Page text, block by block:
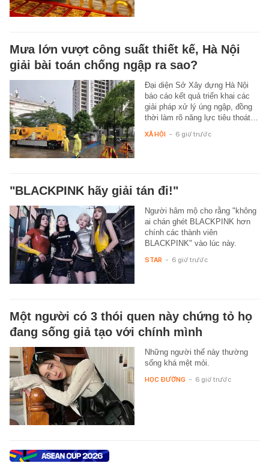
Mưa lớn vượt công suất thiết kế, Hà Nội
giải bài toán chống ngập ra sao?
Đại diện Sở Xây dựng Hà Nội
báo cáo kết quả triển khai các
giải pháp xử lý úng ngập, đồng
thời làm rõ năng lực tiêu thoát…
XÃ HỘI - 6 giờ trước
"BLACKPINK hãy giải tán đi!"
Người hâm mộ cho rằng "không
ai chán ghét BLACKPINK hơn
chính các thành viên
BLACKPINK" vào lúc này.
STAR - 6 giờ trước
Một người có 3 thói quen này chứng tỏ họ
đang sống giả tạo với chính mình
Những người thế này thường
sống khá mệt mỏi.
HỌC ĐƯỜNG - 6 giờ trước